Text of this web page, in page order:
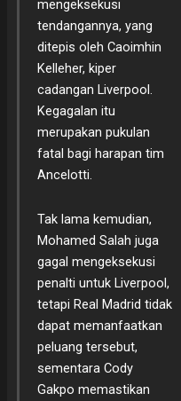
mengeksekusi
tendangannya, yang
ditepis oleh Caoimhin
Kelleher, kiper
cadangan Liverpool.
Kegagalan itu
merupakan pukulan
fatal bagi harapan tim
Ancelotti.
Tak lama kemudian,
Mohamed Salah juga
gagal mengeksekusi
penalti untuk Liverpool,
tetapi Real Madrid tidak
dapat memanfaatkan
peluang tersebut,
sementara Cody
Gakpo memastikan